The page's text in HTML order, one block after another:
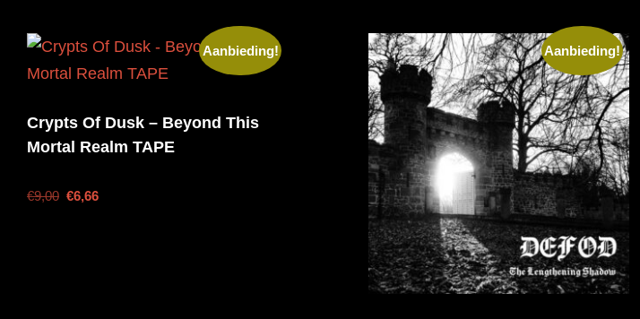
Aanbieding!
Crypts Of Dusk – Beyond This
Mortal Realm TAPE
€9,00 €6,66
Aanbieding!